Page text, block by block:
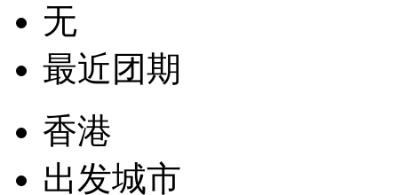
无
最近团期
香港
出发城市